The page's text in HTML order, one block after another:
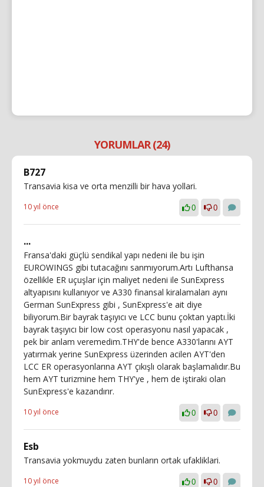
YORUMLAR (24)
B727
Transavia kisa ve orta menzilli bir hava yollari.
10 yıl önce 0 0
...
Fransa'daki güçlü sendikal yapı nedeni ile bu işin
EUROWINGS gibi tutacağını sanmıyorum.Artı Lufthansa
özellikle ER uçuşlar için maliyet nedeni ile SunExpress
altyapısını kullanıyor ve A330 finansal kiralamaları aynı
German SunExpress gibi , SunExpress'e ait diye
biliyorum.Bir bayrak taşıyıcı ve LCC bunu çoktan yaptı.İki
bayrak taşıyıcı bir low cost operasyonu nasıl yapacak ,
pek bir anlam veremedim.THY'de bence A330'larını AYT
yatırmak yerine SunExpress üzerinden acilen AYT'den
LCC ER operasyonlarına AYT çıkışlı olarak başlamalıdır.Bu
hem AYT turizmine hem THY'ye , hem de iştiraki olan
SunExpress'e kazandırır.
10 yıl önce 0 0
Esb
Transavia yokmuydu zaten bunların ortak ufakliklari.
10 yıl önce 0 0